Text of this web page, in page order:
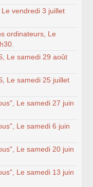
vendredi 3 juillet
ordinateurs, Le
Le samedi 29 août
Le samedi 25 juillet
Le samedi 27 juin
Le samedi 6 juin
Le samedi 20 juin
Le samedi 13 juin